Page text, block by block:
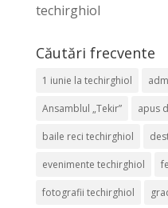
techirghiol
Căutări frecvente
1 iunie la techirghiol
Ansamblul „Tekir” apus
baile reci techirghiol
evenimente techirghiol
fotografii techirghiol